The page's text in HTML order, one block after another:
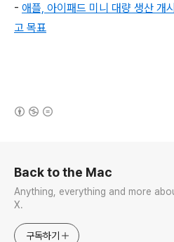
- 애플, 아이패드 미니 대량 생산 개
고 목표
Back to the Mac
Anything, everything and more
X.
구독하기